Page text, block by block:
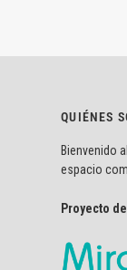
QUIÉNES
Bienvenido al
espacio
Proyecto